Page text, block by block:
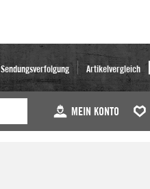
Sendungsverfolgung Artikelvergleich
MEIN KONTO